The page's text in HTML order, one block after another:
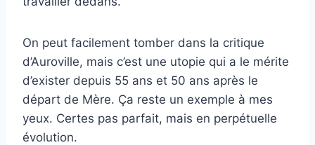
On peut facilement tomber dans la critique
d’Auroville, mais c’est une utopie qui a le mérite
d’exister depuis 55 ans et 50 ans après le
départ de Mère. Ça reste un exemple à mes
yeux. Certes pas parfait, mais en perpétuelle
évolution.